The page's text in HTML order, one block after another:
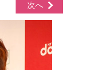
次へ